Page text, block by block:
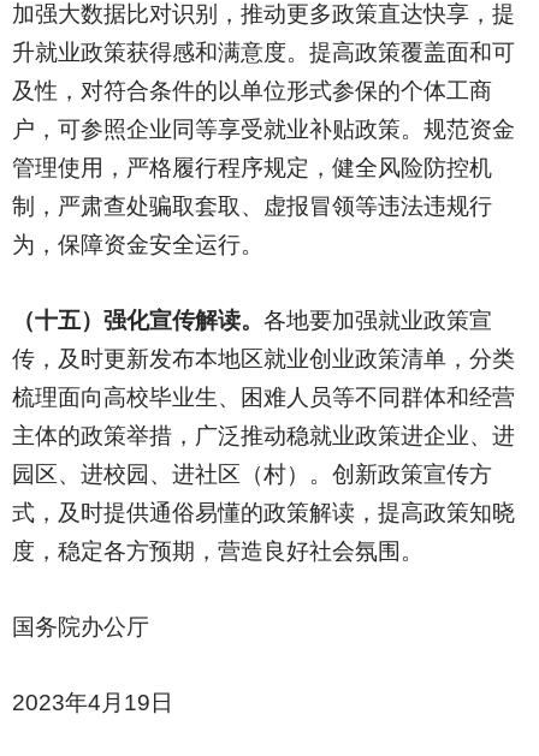
加强大数据比对识别，推动更多政策直达快享，提
升就业政策获得感和满意度。提高政策覆盖面和可
及性，对符合条件的以单位形式参保的个体工商
户，可参照企业同等享受就业补贴政策。规范资金
管理使用，严格履行程序规定，健全风险防控机
制，严肃查处骗取套取、虚报冒领等违法违规行
为，保障资金安全运行。
（十五）强化宣传解读。 各地要加强就业政策宣
传，及时更新发布本地区就业创业政策清单，分类
梳理面向高校毕业生、困难人员等不同群体和经营
主体的政策举措，广泛推动稳就业政策进企业、进
园区、进校园、进社区（村）。创新政策宣传方
式，及时提供通俗易懂的政策解读，提高政策知晓
度，稳定各方预期，营造良好社会氛围。
国务院办公厅
2023年4月19日